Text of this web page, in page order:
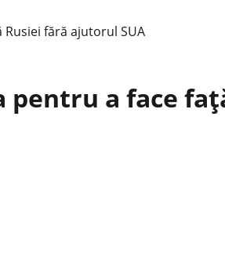
fără ajutorul SUA
a face